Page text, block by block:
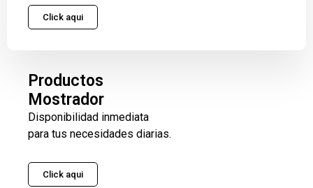
Click aqui
Productos
Mostrador
Disponibilidad inmediata
para tus necesidades diarias.
Click aqui